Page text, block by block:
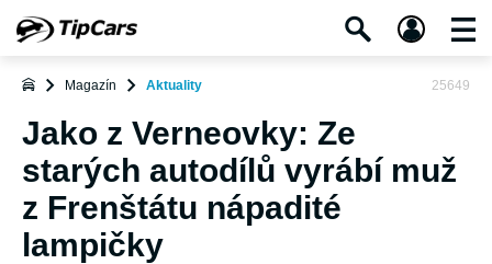
Magazín Aktuality 25649
Jako z Verneovky: Ze
starých autodílů vyrábí muž
z Frenštátu nápadité
lampičky